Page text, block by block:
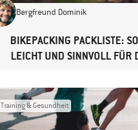
Bergfreund Dominik
BIKEPACKING PACKLISTE:
LEICHT UND SINNVOLL FÜR
Training & Gesundheit